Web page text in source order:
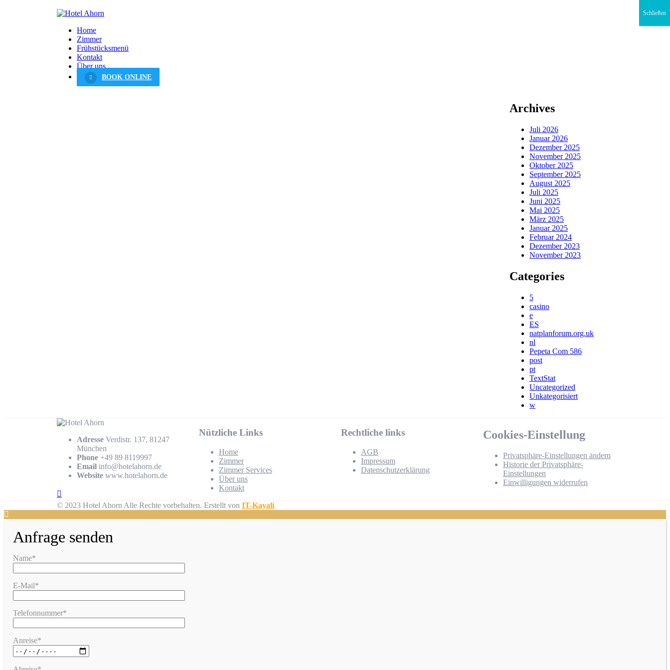
Home
Zimmer
Frühstücksmenü
Kontakt
Über uns
BOOK ONLINE
Archives
Juli 2026
Januar 2026
Dezember 2025
November 2025
Oktober 2025
September 2025
August 2025
Juli 2025
Juni 2025
Mai 2025
März 2025
Januar 2025
Februar 2024
Dezember 2023
November 2023
Categories
5
casino
e
ES
natplanforum.org.uk
nl
Pepeta Com 586
post
pt
TextStat
Uncategorized
Unkategorisiert
w
Adresse Verdistr. 137, 81247
München
Phone +49 89 8119997
Email info@hotelahorn.de
Website www.hotelahorn.de
Nützliche Links
Home
Zimmer
Zimmer Services
Über uns
Kontakt
Rechtliche links
AGB
Impressum
Datenschutzerklärung
Cookies-Einstellung
Privatsphäre-Einstellungen ändern
Historie der Privatsphäre-
Einstellungen
Einwilligungen widerrufen
© 2023 Hotel Ahorn Alle Rechte vorbehalten. Erstellt von IT-Kayali
Anfrage senden
Name*
E-Mail*
Telefonnummer*
Anreise*
Schließen